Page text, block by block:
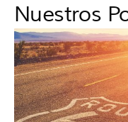
Nuestros